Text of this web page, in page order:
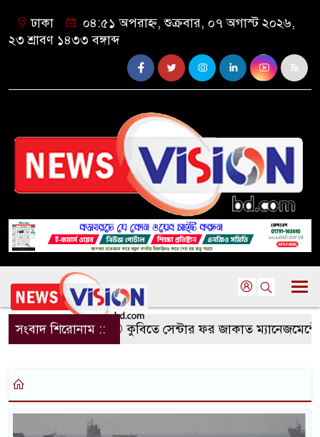
ঢাকা
০৪:৫১ অপরাহ্ন, শুক্রবার, ০৭ অগাস্ট ২০২৬,
২৩ শ্রাবণ ১৪৩৩ বঙ্গাব্দ
সংবাদ শিরোনাম :: কুবিতে সেন্টার ফর জাকাত